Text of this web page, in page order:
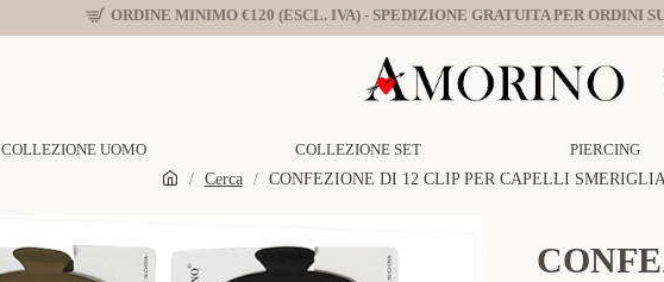
ORDINE MINIMO €120 (ESCL. IVA) - SPEDIZIONE GRATUITA PER ORDINI
COLLEZIONE UOMO COLLEZIONE SET PIERCING
Cerca
CONFEZIONE DI 12 CLIP PER CAPELLI